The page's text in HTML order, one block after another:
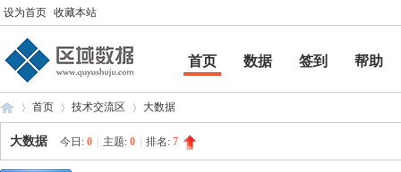
设为首页 收藏本站
首页 数据 签到
帮助
帮助
首页 技术交流区 大数据
大数据 今日: 0 主题: 0 排名: 7